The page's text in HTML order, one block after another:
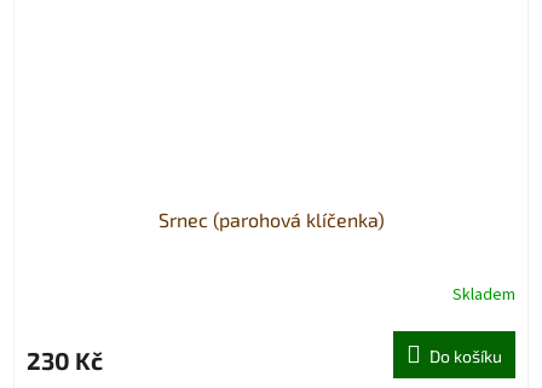
Srnec (parohová klíčenka)
Skladem
230 Kč Do košíku